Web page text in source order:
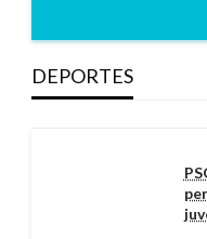
DEPORTES